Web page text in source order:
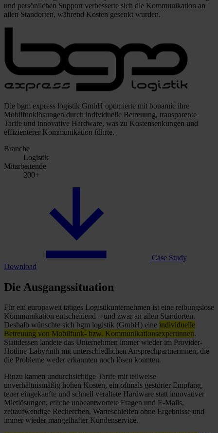
und persönlichen Support verbesserte sich die Kommunikation an
allen Standorten, während Kosten gesenkt wurden.
Die bgm express logistik GmbH optimierte mit bonamic ihre
Mobilfunklösungen durch individuelle Betreuung, transparente
Tarife und innovative Hardware, was zu Kostensenkungen und
effizienterer Kommunikation führte.
Branche
Logistik
Mitarbeitende
200+
Case Study
Download
Die Ausgangssituation
Für ein europaweit tätiges Logistikunternehmen ist eine reibungslose
Kommunikation entscheidend – und zwar an allen Standorten.
Deshalb wünschte sich bgm logistik (GmbH) eine individuelle
Betreuung von Mobilfunk- bzw. Kommunikationsexpertinnen.
Stattdessen landete das Unternehmen immer wieder im Provider-
Hotline-Labyrinth mit unterschiedlichen Ansprechpartnerinnen, die
die Probleme weder erkannten noch lösen konnten.
Hinzu kamen undurchsichtige Tarife mit teilweise
unverhältnismäßig hohen Kosten, ein oftmals gestörter Empfang,
teuer eingekaufte und schnell veraltete Hardware statt innovativer
Mietlösungen, etliche unbeantwortete Fragen und E-Mails,
zeitaufwendige Recherchen, Warteschleifen ohne Ergebnisse und
immer wieder mangelhafter Kundenservice.